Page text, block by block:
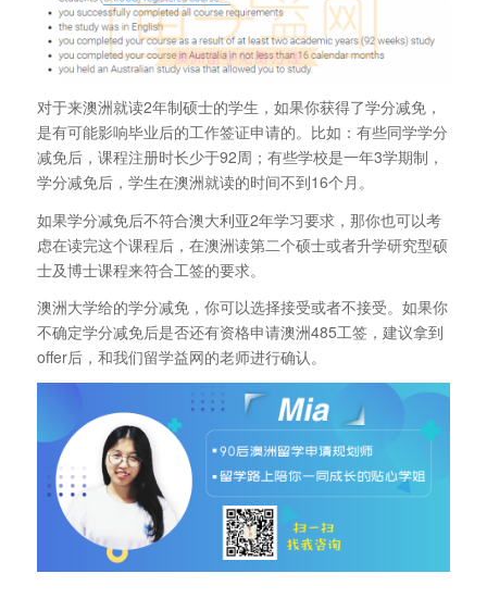
对于来澳洲就读2年制硕士的学生，如果你获得了学分减免，
是有可能影响毕业后的工作签证申请的。比如：有些同学学分
减免后，课程注册时长少于92周；有些学校是一年3学期制，
学分减免后，学生在澳洲就读的时间不到16个月。
如果学分减免后不符合澳大利亚2年学习要求，那你也可以考
虑在读完这个课程后，在澳洲读第二个硕士或者升学研究型硕
士及博士课程来符合工签的要求。
澳洲大学给的学分减免，你可以选择接受或者不接受。如果你
不确定学分减免后是否还有资格申请澳洲485工签，建议拿到
offer后，和我们留学益网的老师进行确认。